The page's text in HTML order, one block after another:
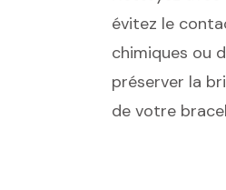
évitez le
chimiques ou
préserver la
de votre